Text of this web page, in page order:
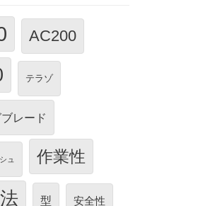
AC200
テラゾ
レード
ュ 作業性
型 安全性